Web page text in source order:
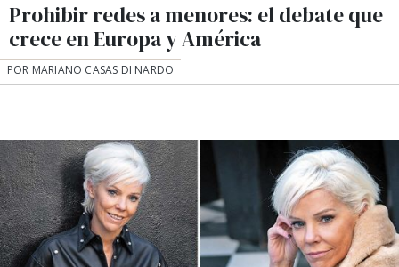
Prohibir redes a menores: el debate que
crece en Europa y América
POR MARIANO CASAS DI NARDO